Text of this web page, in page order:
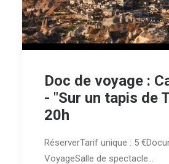
Doc de voyage :
- "Sur un tapis de
20h
RéserverTarif unique : 5
VoyageSalle de spectacle…